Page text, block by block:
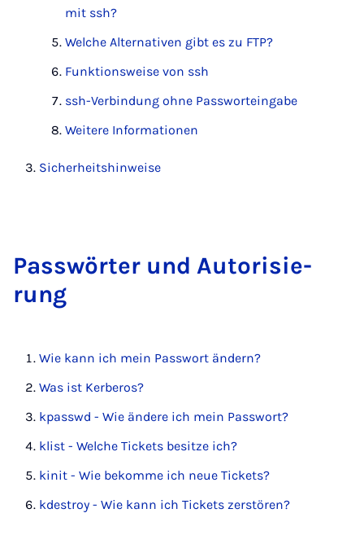
mit ssh?
Welche Alternativen gibt es zu FTP?
Funktionsweise von ssh
ssh-Verbindung ohne Passworteingabe
Weitere Informationen
Sicherheitshinweise
Pass­wör­ter und Au­to­ri­sie­
rung
Wie kann ich mein Passwort ände­rn?
Was ist Kerberos?
kpasswd - Wie ändere ich mein Passwort?
klist - Welche Tickets besitze ich?
kinit - Wie bekomme ich neue Tickets?
kdestroy - Wie kann ich Tickets zerstören?